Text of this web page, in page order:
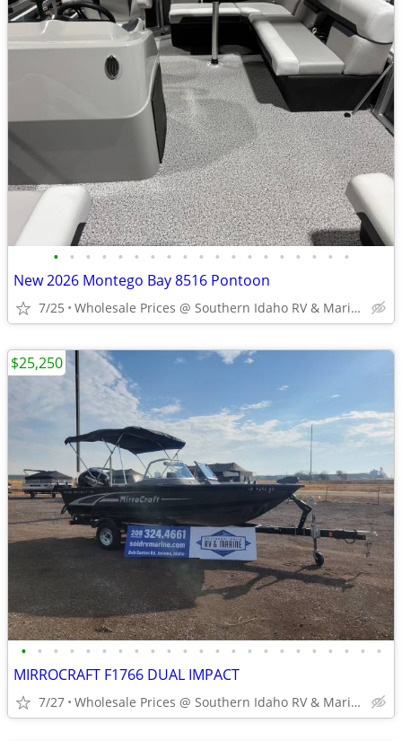
• • • • • • • • • • • • • • • • • • •
New 2026 Montego Bay 8516 Pontoon
7/25 Wholesale Prices @ Southern Idaho RV & Marine
• • • • • • • • • • • • • • • • • • • • • • •
MIRROCRAFT F1766 DUAL IMPACT
7/27 Wholesale Prices @ Southern Idaho RV & Marine
$25,250